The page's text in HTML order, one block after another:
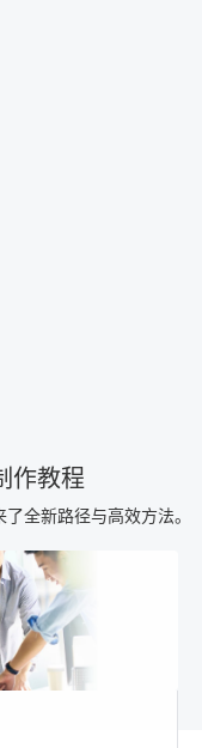
作教程
全新路径与高效方法。